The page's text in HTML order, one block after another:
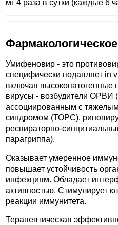
мг 4 раза в сутки (каждые 6
Умифеновир - это
специфически подавляет in
включая высокопатогенные
вирусы - возбудители ОРВИ
ассоциированным с
синдромом (ТОРС),
респираторно-
парагриппа).
Оказывает умеренное
повышает устойчивость
инфекциям. Обладает
активностью. Стимулирует
реакции иммунитета.
Терапевтическая